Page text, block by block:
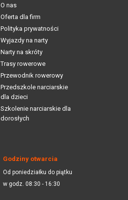
O nas
Oferta dla firm
Polityka prywatności
Wyjazdy na narty
Narty na skróty
Trasy rowerowe
Przewodnik rowerowy
Przedszkole narciarskie
dla dzieci
Szkolenie narciarskie dla
dorosłych
Godziny otwarcia
Od poniedziałku do piątku
w godz. 08:30 - 16:30